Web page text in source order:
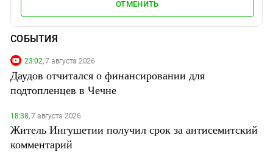
ОТМЕНИТЬ
СОБЫТИЯ
23:02,7 августа 2026
Даудов отчитался о финансировании для
подтопленцев в Чечне
18:38,7 августа 2026
Житель Ингушетии получил срок за антисемитский
комментарий